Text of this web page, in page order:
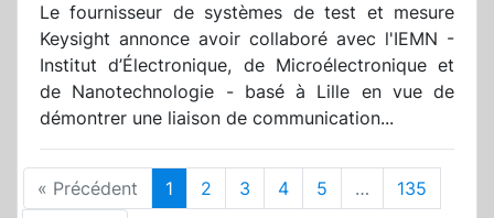
Le fournisseur de systèmes de test et mesure
Keysight annonce avoir collaboré avec l'IEMN -
Institut d’Électronique, de Microélectronique et
de Nanotechnologie - basé à Lille en vue de
démontrer une liaison de communication...
« Précédent 1 2 3 4 5 …
135